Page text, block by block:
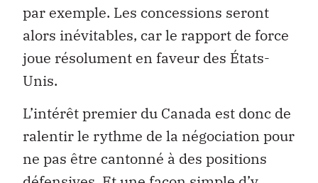
par exemple. Les concessions seront
alors inévitables, car le rapport de force
joue résolument en faveur des États-
Unis.
L’intérêt premier du Canada est donc de
ralentir le rythme de la négociation pour
ne pas être cantonné à des positions